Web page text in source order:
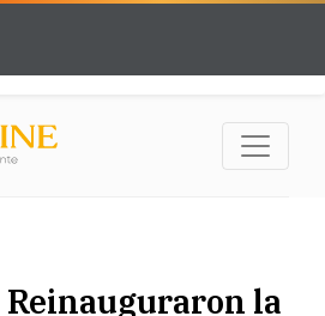
Reinauguraron la